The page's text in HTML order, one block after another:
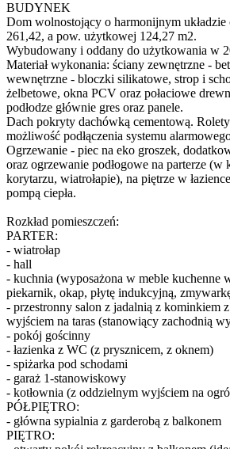
BUDYNEK
Dom wolnostojący o harmonijnym układzie
261,42, a pow. użytkowej 124,27 m2.
Wybudowany i oddany do użytkowania w
Materiał wykonania: ściany zewnętrzne -
wewnętrzne - bloczki silikatowe, strop i
żelbetowe, okna PCV oraz połaciowe
podłodze głównie gres oraz panele.
Dach pokryty dachówką cementową.
możliwość podłączenia systemu
Ogrzewanie - piec na eko groszek,
oraz ogrzewanie podłogowe na parterze (w
korytarzu, wiatrołapie), na piętrze w
pompą ciepła.
Rozkład pomieszczeń:
PARTER:
- wiatrołap
- hall
- kuchnia (wyposażona w meble kuchenne
piekarnik, okap, płytę indukcyjną,
- przestronny salon z jadalnią z kominkiem
wyjściem na taras (stanowiący zachodnią
- pokój gościnny
- łazienka z WC (z prysznicem, z oknem)
- spiżarka pod schodami
- garaż 1-stanowiskowy
- kotłownia (z oddzielnym wyjściem na
PÓŁPIĘTRO:
- główna sypialnia z garderobą z balkonem
PIĘTRO: